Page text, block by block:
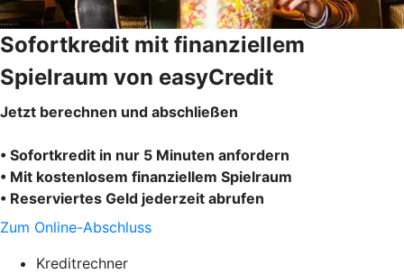
Sofortkredit mit finanziellem
Spielraum von easyCredit
Jetzt berechnen und abschließen
• Sofortkredit in nur 5 Minuten anfordern
• Mit kostenlosem finanziellem Spielraum
• Reserviertes Geld jederzeit abrufen
Zum Online-Abschluss
Kreditrechner